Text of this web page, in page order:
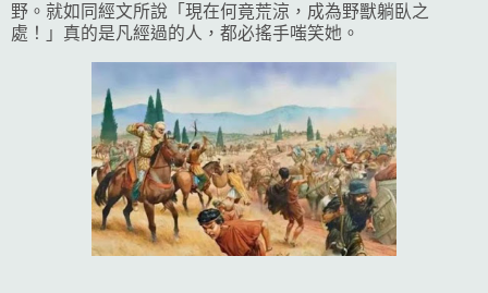
野。就如同經文所說「現在何竟荒涼，成為野獸躺臥之
處！」真的是凡經過的人，都必搖手嗤笑她。